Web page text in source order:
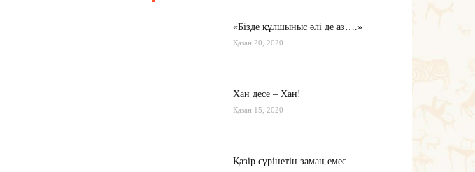
«Бізде құлшыныс әлі де аз….»
Қазан 20, 2020
Хан десе – Хан!
Қазан 15, 2020
Қазір сүрінетін заман емес…